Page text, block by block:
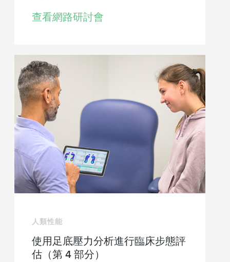
查看網路研討會
人類性能
使用足底壓力分析進行臨床步態評
估（第 4 部分）